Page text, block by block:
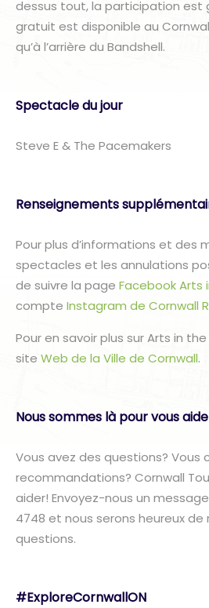
dessus tout, la participation est
gratuit est disponible au
qu’à l’arrière du Bandshell.
Spectacle du jour
Steve E & The Pacemakers
Renseignements
Pour plus d’informations et des
spectacles et les annulations
de suivre la page Facebook Arts
compte Instagram de Cornwall
Pour en savoir plus sur Arts in
site Web de la Ville de Cornwall.
Nous sommes là pour vous
Vous avez des questions? Vous
recommandations? Cornwall
aider! Envoyez-nous un
4748 et nous serons heureux de
questions.
#ExploreCornwallON